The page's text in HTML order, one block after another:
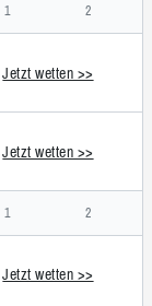
1 2
Jetzt wetten >>
Jetzt wetten >>
1 2
Jetzt wetten >>